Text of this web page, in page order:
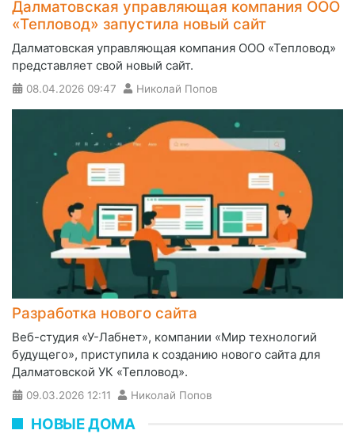
Далматовская управляющая компания ООО
«Тепловод» запустила новый сайт
Далматовская управляющая компания ООО «Тепловод»
представляет свой новый сайт.
08.04.2026 09:47 Николай Попов
Разработка нового сайта
Веб-студия «У-Лабнет», компании «Мир технологий
будущего», приступила к созданию нового сайта для
Далматовской УК «Тепловод».
09.03.2026 12:11 Николай Попов
НОВЫЕ ДОМА